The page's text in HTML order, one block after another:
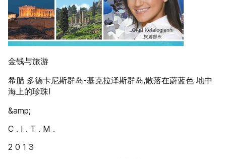
金钱与旅游
希腊 多德卡尼斯群岛-基克拉泽斯群岛,散落在蔚蓝色 地中
海上的珍珠!
&amp;
C . I . T . M .
2 0 1 3